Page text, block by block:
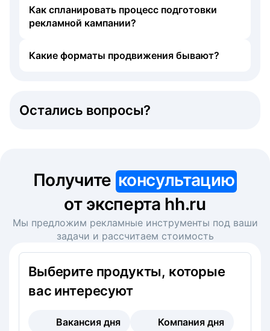
Как спланировать процесс подготовки
рекламной кампании?
Какие форматы продвижения бывают?
Остались вопросы?
Получите консультацию
от эксперта hh.ru
Мы предложим рекламные инструменты под ваши
задачи и рассчитаем стоимость
Выберите продукты, которые
вас интересуют
Вакансия дня
Компания дня